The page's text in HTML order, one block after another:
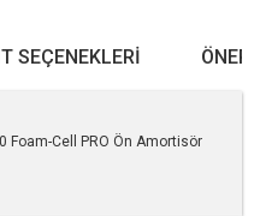
SEÇENEKLERI
Foam-Cell PRO Ön Amortisör